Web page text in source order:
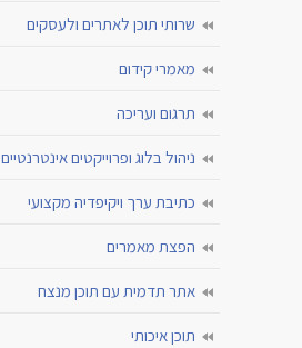
שרותי תוכן לאתרים ולעסקים
מאמרי קידום
תרגום ועריכה
ניהול בלוג ופרוייקטים אינטרנטיים
כתיבת ערך ויקיפדיה מקצועי
הפצת מאמרים
אתר תדמית עם תוכן מנצח
תוכן איכותי